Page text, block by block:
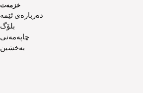
خزمەت
دەربارەی ئێمە
بلۆگ
چاپەمەنی
بەخشین